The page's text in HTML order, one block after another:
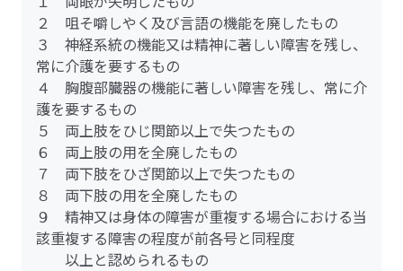
２ 咀そ嚼しやく及び言語の機能を廃したもの
３ 神経系統の機能又は精神に著しい障害を残し、
常に介護を要するもの
４ 胸腹部臓器の機能に著しい障害を残し、常に介
護を要するもの
５ 両上肢をひじ関節以上で失つたもの
６ 両上肢の用を全廃したもの
７ 両下肢をひざ関節以上で失つたもの
８ 両下肢の用を全廃したもの
９ 精神又は身体の障害が重複する場合における当
該重複する障害の程度が前各号と同程度
以上と認められるもの